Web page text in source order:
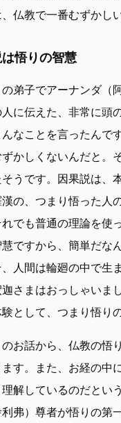
仏教で一番むずかし
悟りの智慧
弟子でアーナンダ（
人に伝えた、非常に頭
なことを言ったんで
かしくないんだと。
うです。因果説は、
の、つまり悟った人
でも普通の理論を使
ですから、簡単だな
人間は輪廻の中で生
さまはおっしゃいま
として、つまり悟り
お話から、仏教の悟
す。また、お経の中
解しているのだとい
弗）尊者が悟りの第